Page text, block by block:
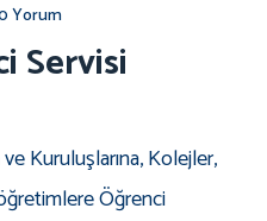
Yorum
Servisi
Kuruluşlarına, Kolejler,
Öğrenci